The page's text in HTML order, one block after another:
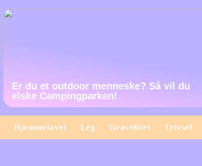
Er du et outdoor menneske? Så vil du
elske Campingparken!
Hjemmelavet Leg Graviditet Trivsel